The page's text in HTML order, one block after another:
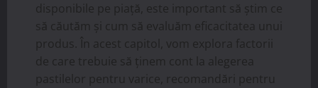
disponibile pe piață, este important să știm ce
să căutăm și cum să evaluăm eficacitatea unui
produs. În acest capitol, vom explora factorii
de care trebuie să ținem cont la alegerea
pastilelor pentru varice, recomandări pentru